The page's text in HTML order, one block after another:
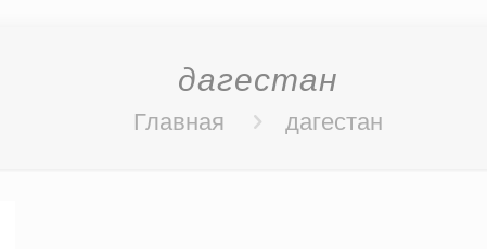
дагестан
Главная дагестан